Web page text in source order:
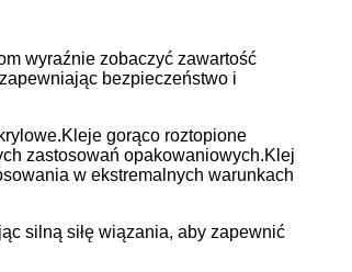
wyraźnie zobaczyć zawartość
bezpieczeństwo i
Kleje gorąco roztopione
zastosowań opakowaniowych.Klej
w ekstremalnych warunkach
silną siłę wiązania, aby zapewnić